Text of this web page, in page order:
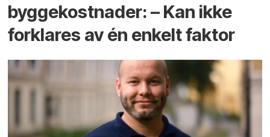
byggekostnader: – Kan ikke
forklares av én enkelt faktor